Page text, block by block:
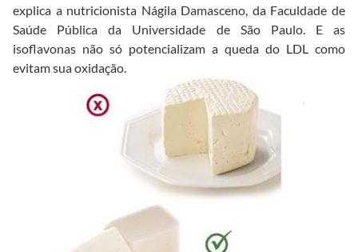
explica a nutricionista Nágila Damasceno, da Faculdade de
Saúde Pública da Universidade de São Paulo. E as
isoflavonas não só potencializam a queda do LDL como
evitam sua oxidação.